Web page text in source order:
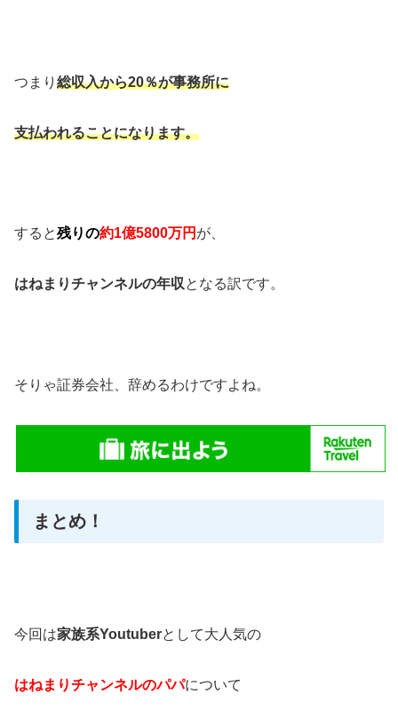
つまり 総収入から20％が事務所に
支払われることになります。
すると残りの約1億5800万円 が、
はねまりチャンネルの年収 となる訳です。
そりゃ証券会社、辞めるわけですよね。
まとめ！
今回は家族系Youtuberとして大人気の
はねまりチャンネルのパパについて